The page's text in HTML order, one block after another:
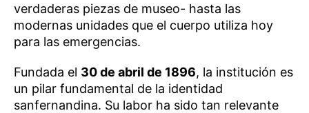
verdaderas piezas de museo- hasta las
modernas unidades que el cuerpo utiliza hoy
para las emergencias.
Fundada el 30 de abril de 1896, la institución es
un pilar fundamental de la identidad
sanfernandina. Su labor ha sido tan relevante